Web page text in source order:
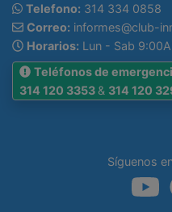
Telefono: 314 334 0858
Correo: informes@club-
Horarios: Lun - Sab
Teléfonos de
314 120 3353 & 314 120
Síguenos